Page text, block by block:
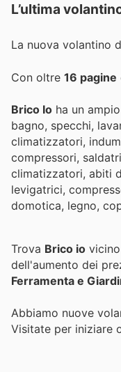
L’ultima
La nuova volantino
Con oltre 16 pagine
Brico Io ha un
bagno, specchi,
climatizzatori,
compressori,
climatizzatori, abiti
levigatrici,
domotica, legno,
Trova Brico io
dell'aumento dei
Ferramenta e
Abbiamo nuove
Visitate per iniziare